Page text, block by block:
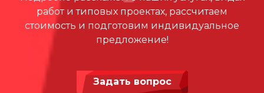
воздухе или в помещении, велопарковка с 10-летней
в течение длительного времени.
184.35 КБ
.dwg
работ и типовых проектах, рассчитаем
стоимость и подготовим индивидуальное
предложение!
Задать вопрос